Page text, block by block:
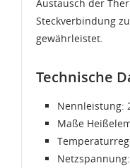
Austausch der
Steckverbindung
gewährleistet.
Technische
Nennleistung:
Maße